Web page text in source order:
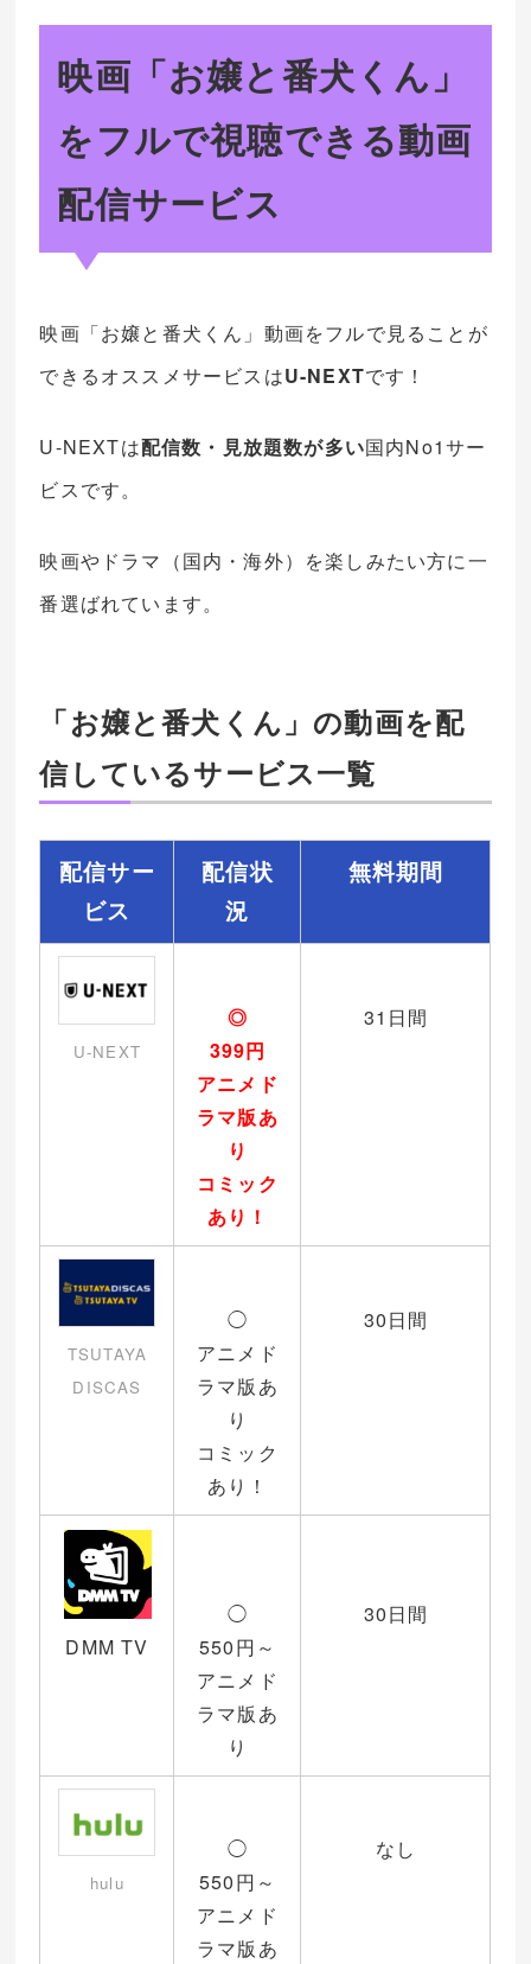
映画「お嬢と番犬くん」
をフルで視聴できる動画
配信サービス
映画「お嬢と番犬くん」動画をフルで見ることが
できるオススメサービスはU-NEXTです！
U-NEXTは配信数・見放題数が多い国内No1サー
ビスです。
映画やドラマ（国内・海外）を楽しみたい方に一
番選ばれています。
「お嬢と番犬くん」の動画を配
信しているサービス一覧
配信サー
ビス
配信状
況
無料期間
U-NEXT
◎
399円
アニメド
ラマ版あ
り
コミック
あり！
31日間
TSUTAYA
DISCAS
◯
アニメド
ラマ版あ
り
コミック
あり！
30日間
DMM TV
◯
550円～
アニメド
ラマ版あ
り
30日間
hulu
◯
550円～
アニメド
ラマ版あ
なし